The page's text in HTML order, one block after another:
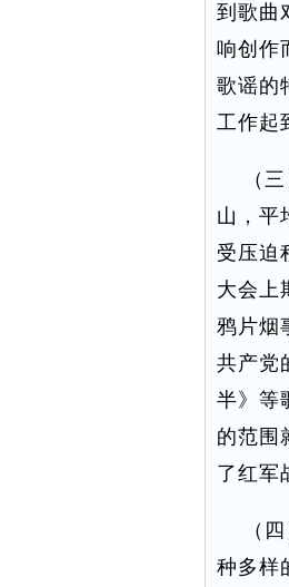
到歌曲
响创作
歌谣的
工作起
（三
山，平
受压迫
大会上
鸦片烟
共产党
半》等
的范围
了红军
（四
种多样